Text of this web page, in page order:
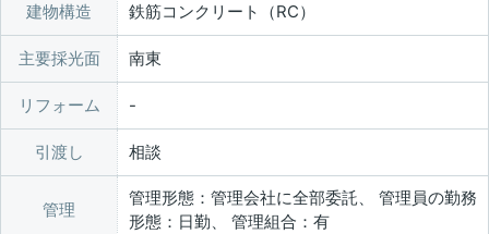
建物構造 鉄筋コンクリート（RC）
主要採光面 南東
リフォーム
引渡し 相談
管理
管理形態：管理会社に全部委託、 管理員の勤務
形態：日勤、 管理組合：有